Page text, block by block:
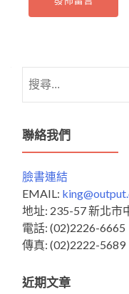
尋
鍵
字:
聯絡我們
臉書連結
EMAIL:
地址: 235-57 新北市
電話: (02)2226-6665
傳真: (02)2222-5689
近期文章